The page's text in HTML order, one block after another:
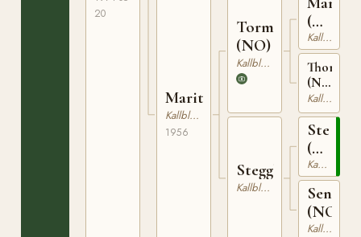
20
Marita
Kallblodig Travare
1956
Tormon
(NO)
Kallblodig Travare
Steggli
Kallblodig Travare
(NO)
T-
190
Kallblodig Travare
Thoralill
(NO)
T-
1027
Kallblodig Travare
Stegg
(NO)
T-
169
Kallblodig Travare
(NO)
Kallblodig Travare